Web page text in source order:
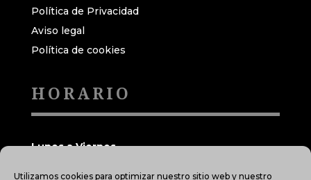
Utilizamos cookies para optimizar nuestro sitio web y nuestro
Política de Privacidad
Aviso legal
Política de cookies
HORARIO
Lunes a Viernes